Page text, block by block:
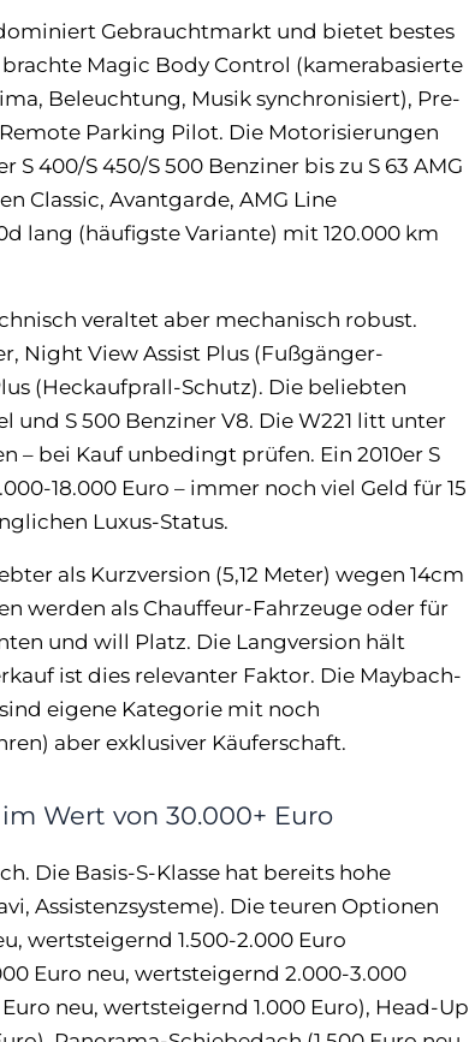
Gebrauchtmarkt und bietet bestes
Magic Body Control (kamerabasierte
Beleuchtung, Musik synchronisiert), Pre-
Parking Pilot. Die Motorisierungen
S 400/S 450/S 500 Benziner bis zu S 63 AMG
Classic, Avantgarde, AMG Line
lang (häufigste Variante) mit 120.000 km
veraltet aber mechanisch robust.
Night View Assist Plus (Fußgänger-
(Heckaufprall-Schutz). Die beliebten
und S 500 Benziner V8. Die W221 litt unter
– bei Kauf unbedingt prüfen. Ein 2010er S
18.000 Euro – immer noch viel Geld für 15
Luxus-Status.
als Kurzversion (5,12 Meter) wegen 14cm
werden als Chauffeur-Fahrzeuge oder für
und will Platz. Die Langversion hält
ist dies relevanter Faktor. Die Maybach-
eigene Kategorie mit noch
aber exklusiver Käuferschaft.
Wert von 30.000+ Euro
Die Basis-S-Klasse hat bereits hohe
Assistenzsysteme). Die teuren Optionen
wertsteigernd 1.500-2.000 Euro
Euro neu, wertsteigernd 2.000-3.000
neu, wertsteigernd 1.000 Euro), Head-Up